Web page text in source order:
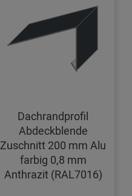
Dachrandprofil
Abdeckblende
Zuschnitt 200 mm Alu
farbig 0,8 mm
Anthrazit (RAL7016)